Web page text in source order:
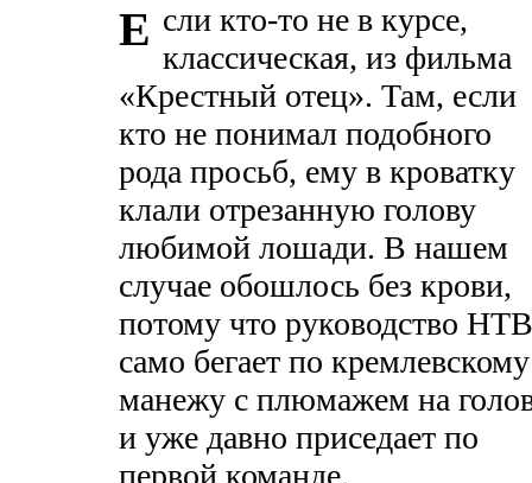
Е сли кто-то не в курсе,
классическая, из фильма
«Крестный отец». Там, если
кто не понимал подобного
рода просьб, ему в кроватку
клали отрезанную голову
любимой лошади. В нашем
случае обошлось без крови,
потому что руководство НТВ
само бегает по кремлевскому
манежу с плюмажем на
и уже давно приседает по
первой команде.